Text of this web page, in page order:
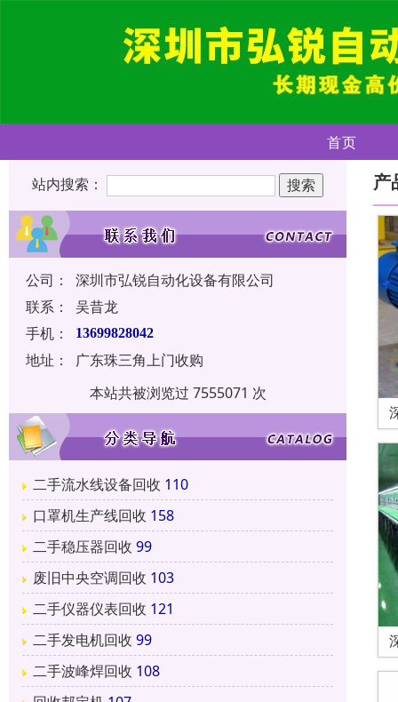
首页
站内搜索：
公司：
深圳市弘锐自动化设备有限公司
联系：
吴昔龙
手机：
13699828042
地址：
广东珠三角上门收购
本站共被浏览过 7555071 次
二手流水线设备回收 110
口罩机生产线回收 158
二手稳压器回收 99
废旧中央空调回收 103
二手仪器仪表回收 121
二手发电机回收 99
二手波峰焊回收 108
产